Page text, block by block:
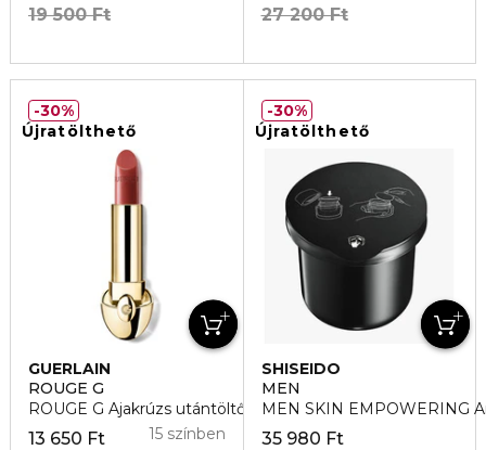
19 500 Ft
27 200 Ft
Újratölthető
GUERLAIN
ROUGE G
ROUGE G Ajakrúzs utántöltő
13 650 Ft
15 színben
30%
Újratölthető
SHISEIDO
MEN
MEN SKIN EMPOWERING
35 980 Ft
30%